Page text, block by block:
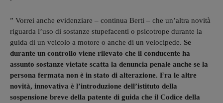
” Vorrei anche evidenziare – continua Berti – che un’altra novità
riguarda l’uso di sostanze stupefacenti o psicotrope durante la
guida di un veicolo a motore o anche di un velocipede. Se
durante un controllo viene rilevato che il conducente ha
assunto sostanze vietate scatta la denuncia penale anche se la
persona fermata non è in stato di alterazione. Fra le altre
novità, innovativa è l’introduzione dell’istituto della
sospensione breve della patente di guida che il Codice della